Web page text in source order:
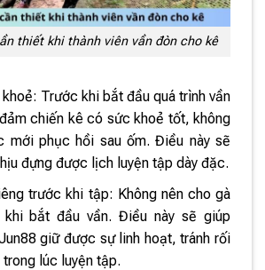
thiết khi thành viên vần đòn cho kê
Trước khi bắt đầu quá trình vần
chiến kê có sức khoẻ tốt, không
mới phục hồi sau ốm. Điều này sẽ
đựng được lịch luyện tập dày đặc.
trước khi tập: Không nên cho gà
bắt đầu vần. Điều này sẽ giúp
giữ được sự linh hoạt, tránh rối
trong lúc luyện tập.